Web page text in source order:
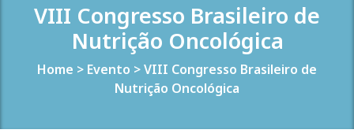
VIII Congresso Brasileiro de
Nutrição Oncológica
Home > Evento >VIII Congresso Brasileiro de
Nutrição Oncológica